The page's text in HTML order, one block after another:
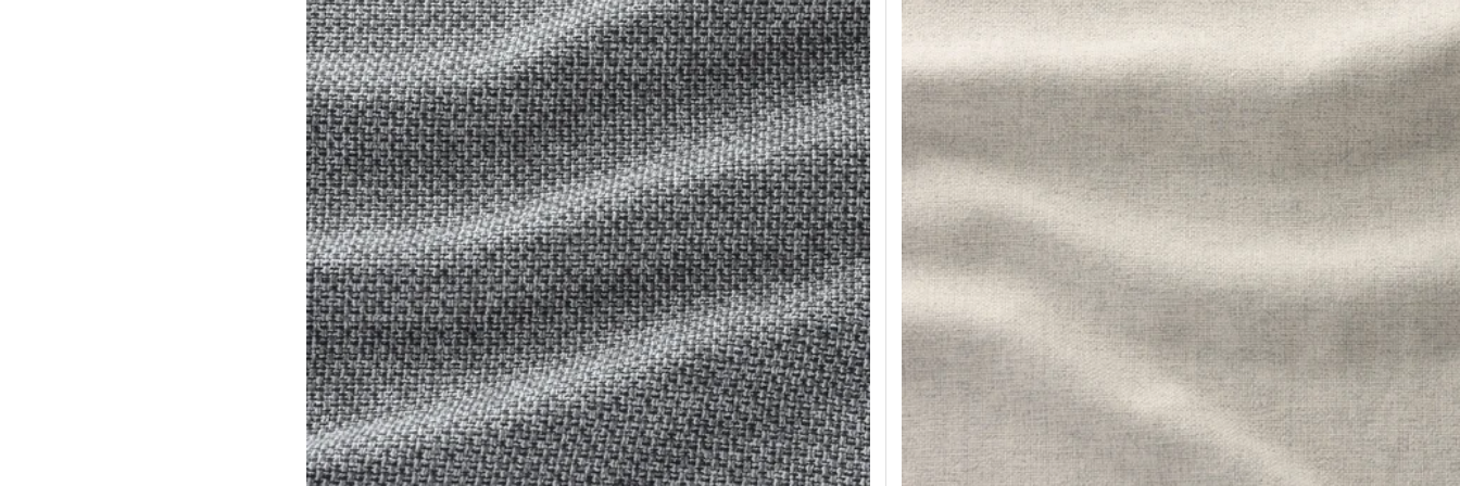
Option: VIMLE, Housse module méridienne, Djuparp gris foncé